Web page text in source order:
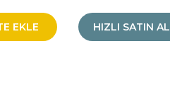
EKLE HIZLI SATIN AL